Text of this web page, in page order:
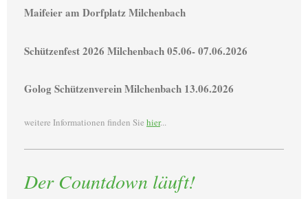
Maifeier am Dorfplatz Milchenbach
Schützenfest 2026 Milchenbach 05.06- 07.06.2026
Golog Schützenverein Milchenbach 13.06.2026
weitere Informationen finden Sie hier...
Der Countdown läuft!